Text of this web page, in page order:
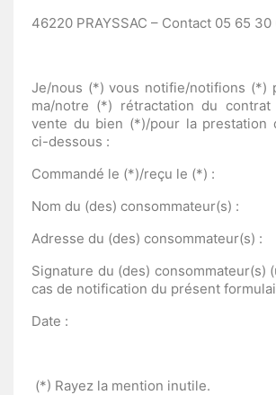
46220 PRAYSSAC – Contact 05 65 30
Je/nous (*) vous notifie/notifions (*)
ma/notre (*) rétractation du
vente du bien (*)/pour la prestation
ci-dessous :
Commandé le (*)/reçu le (*) :
Nom du (des) consommateur(s) :
Adresse du (des) consommateur(s) :
Signature du (des) consommateur(s)
cas de notification du présent
Date :
(*) Rayez la mention inutile.